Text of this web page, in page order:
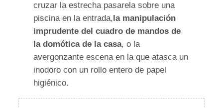
cruzar la estrecha pasarela sobre una
piscina en la entrada, la manipulación
imprudente del cuadro de mandos de
la domótica de la casa, o la
avergonzante escena en la que atasca un
inodoro con un rollo entero de papel
higiénico.